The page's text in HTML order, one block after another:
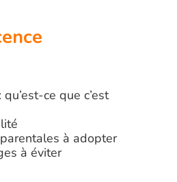
ce que c’est
à adopter
à éviter